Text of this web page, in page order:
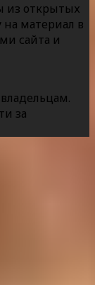
из открытых
материал в
сайта и
за